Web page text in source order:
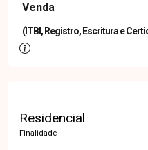
Venda
(ITBI, Registro, Escritura e
Residencial
Finalidade